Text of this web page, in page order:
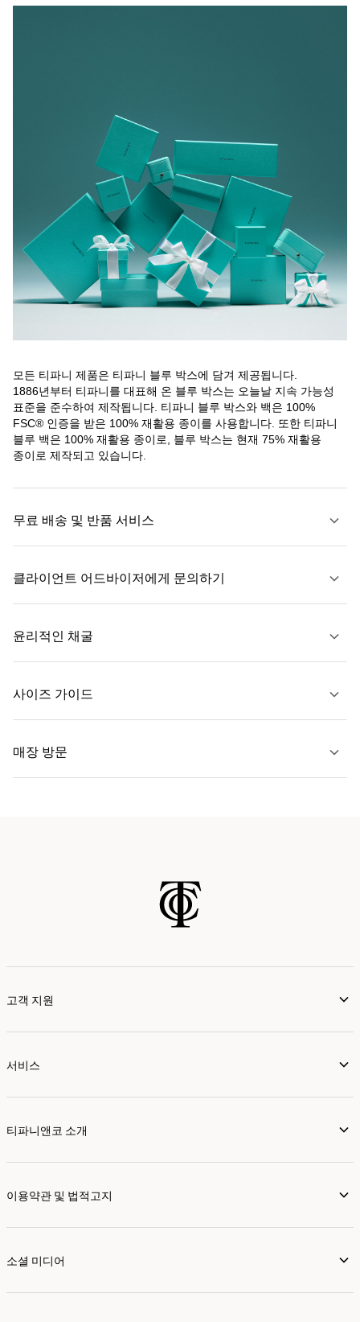
모든 티파니 제품은 티파니 블루 박스에 담겨 제공됩니다.
1886년부터 티파니를 대표해 온 블루 박스는 오늘날 지속 가능성
표준을 준수하여 제작됩니다. 티파니 블루 박스와 백은 100%
FSC® 인증을 받은 100% 재활용 종이를 사용합니다. 또한 티파니
블루 백은 100% 재활용 종이로, 블루 박스는 현재 75% 재활용
종이로 제작되고 있습니다.
무료 배송 및 반품 서비스
자세히 보기
클라이언트 어드바이저에게 문의하기
윤리적인 채굴
사이즈 가이드
자세히 보기
매장 방문
고객 지원
서비스
티파니앤코 소개
이용약관 및 법적고지
소셜 미디어